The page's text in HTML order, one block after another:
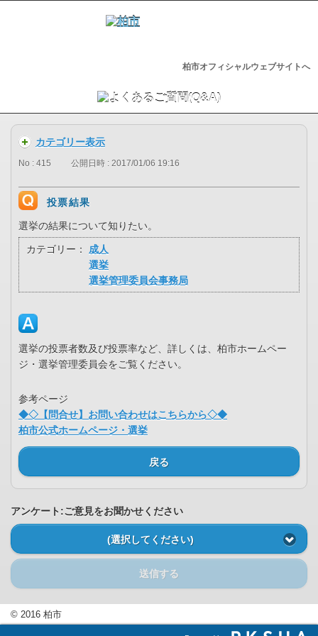
柏市オフィシャルウェブサイトへ
カテゴリー表示
No : 415 公開日時 : 2017/01/06 19:16
投票結果
選挙の結果について知りたい。
カテゴリー：
成人
選挙
選挙管理委員会事務局
選挙の投票者数及び投票率など、詳しくは、柏市ホームペー
ジ・選挙管理委員会をご覧ください。
参考ページ
◆◇【問合せ】お問い合わせはこちらから◇◆
柏市公式ホームページ・選挙
戻る
アンケート:ご意見をお聞かせください
(選択してください)
送信する
© 2016 柏市